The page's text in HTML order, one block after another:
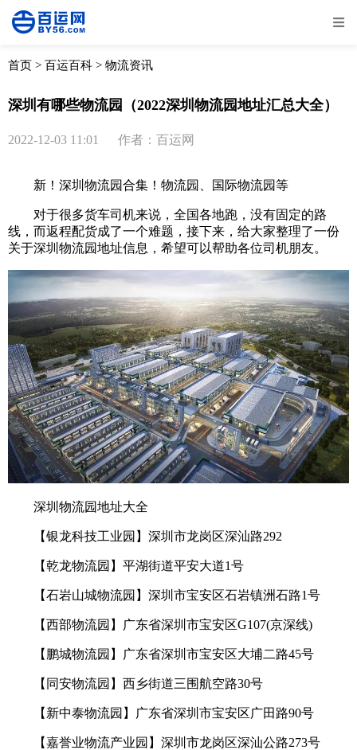
全部 物流资讯
取消
首页 > 百运百科 > 物流资讯
深圳有哪些物流园（2022深圳物流园地址汇总大全）
2022-12-03 11:01 作者：百运网
新！深圳物流园合集！物流园、国际物流园等
对于很多货车司机来说，全国各地跑，没有固定的路
线，而返程配货成了一个难题，接下来，给大家整理了一份
关于深圳物流园地址信息，希望可以帮助各位司机朋友。
深圳物流园地址大全
【银龙科技工业园】深圳市龙岗区深汕路292
【乾龙物流园】平湖街道平安大道1号
【石岩山城物流园】深圳市宝安区石岩镇洲石路1号
【西部物流园】广东省深圳市宝安区G107(京深线)
【鹏城物流园】广东省深圳市宝安区大埔二路45号
【同安物流园】西乡街道三围航空路30号
【新中泰物流园】广东省深圳市宝安区广田路90号
【嘉誉业物流产业园】深圳市龙岗区深汕公路273号